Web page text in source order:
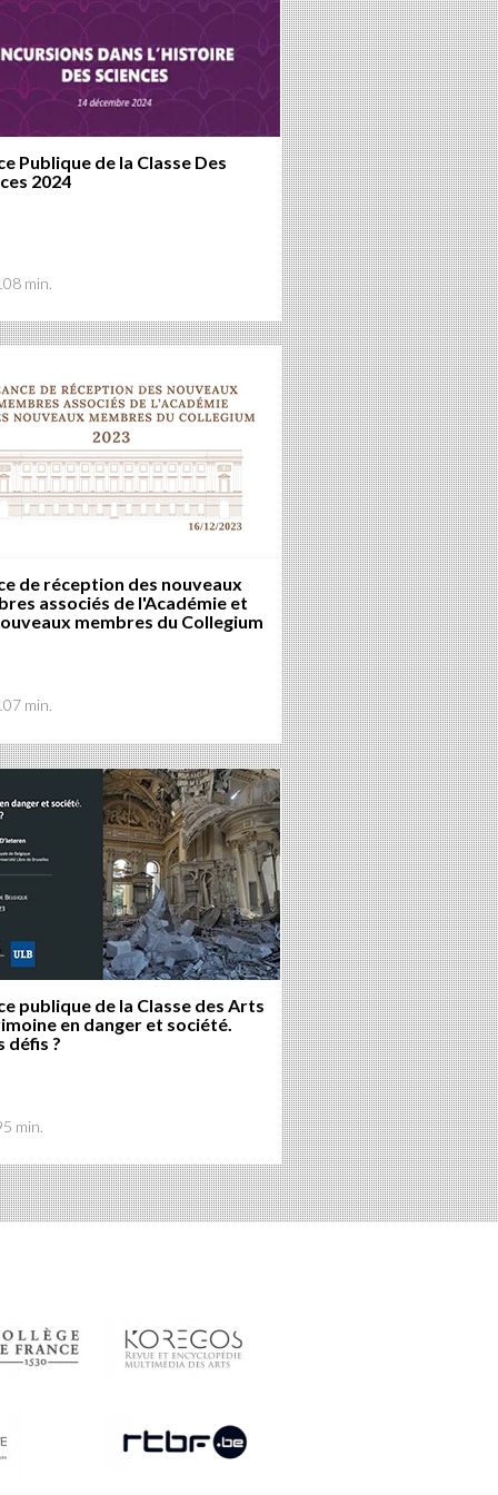
Publique de la Classe Des
2024
min.
de réception des nouveaux
associés de l'Académie et
membres du Collegium
min.
publique de la Classe des Arts
en danger et société.
défis ?
min.